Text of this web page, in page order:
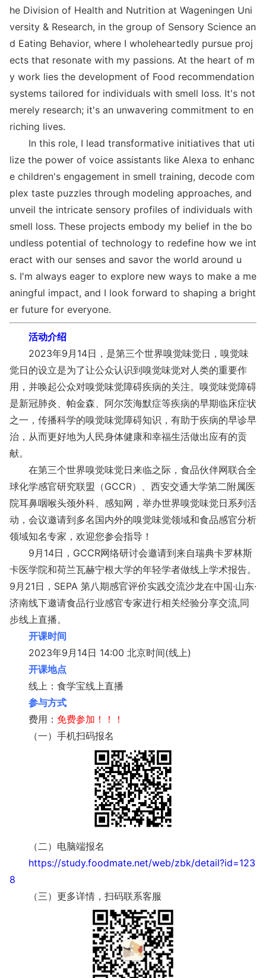
he Division of Health and Nutrition at Wageningen Uni
versity & Research, in the group of Sensory Science an
d Eating Behavior, where I wholeheartedly pursue proj
ects that resonate with my passions. At the heart of m
y work lies the development of Food recommendation
systems tailored for individuals with smell loss. It's not
merely research; it's an unwavering commitment to en
riching lives.
In this role, I lead transformative initiatives that uti
lize the power of voice assistants like Alexa to enhanc
e children's engagement in smell training, decode com
plex taste puzzles through modeling approaches, and
unveil the intricate sensory profiles of individuals with
smell loss. These projects embody my belief in the bo
undless potential of technology to redefine how we int
eract with our senses and savor the world around u
s. I'm always eager to explore new ways to make a me
aningful impact, and I look forward to shaping a bright
er future for everyone.
活动介绍
2023年9月14日，是第三个世界嗅觉味觉日，嗅觉味
觉日的设立是为了让公众认识到嗅觉味觉对人类的重要作
用，并唤起公众对嗅觉味觉障碍疾病的关注。嗅觉味觉障碍
是新冠肺炎、帕金森、阿尔茨海默症等疾病的早期临床症状
之一，传播科学的嗅觉味觉障碍知识，有助于疾病的早诊早
治，从而更好地为人民身体健康和幸福生活做出应有的贡
献。
在第三个世界嗅觉味觉日来临之际，食品伙伴网联合全
球化学感官研究联盟（GCCR）、西安交通大学第二附属医
院耳鼻咽喉头颈外科、感知网，举办世界嗅觉味觉日系列活
动，会议邀请到多名国内外的嗅觉味觉领域和食品感官分析
领域知名专家，欢迎您参会指导！
9月14日，GCCR网络研讨会邀请到来自瑞典卡罗林斯
卡医学院和荷兰瓦赫宁根大学的年轻学者做线上学术报告。
9月21日，SEPA 第八期感官评价实践交流沙龙在中国·山东·
济南线下邀请食品行业感官专家进行相关经验分享交流,同
步线上直播。
开课时间
2023年9月14日 14:00 北京时间(线上)
开课地点
线上：食学宝线上直播
参与方式
费用： 免费参加！！！
（一）手机扫码报名
（二）电脑端报名
https://study.foodmate.net/web/zbk/detail?id=123
8
（三）更多详情，扫码联系客服